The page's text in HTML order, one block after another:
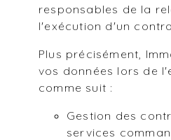
responsables de la
l'exécution d'un
Plus précisément,
vos données lors de
comme suit :
Gestion des
services